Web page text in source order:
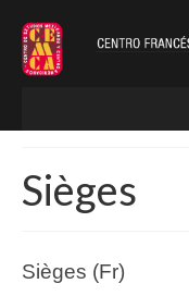
Sièges
Sièges (Fr)